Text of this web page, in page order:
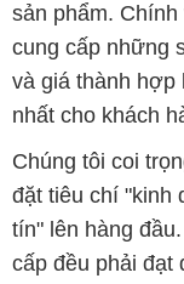
sản phẩm.
cung cấp những
và giá thành hợp
nhất cho khách
Chúng tôi coi
đặt tiêu chí "kinh
tín" lên hàng
cấp đều phải đạt